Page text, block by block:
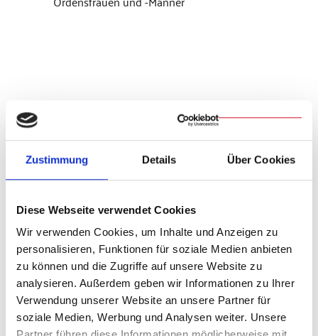
Zustimmung Details Über Cookies
Diese Webseite verwendet Cookies
Wir verwenden Cookies, um Inhalte und Anzeigen zu
personalisieren, Funktionen für soziale Medien anbieten
zu können und die Zugriffe auf unsere Website zu
analysieren. Außerdem geben wir Informationen zu Ihrer
Verwendung unserer Website an unsere Partner für
soziale Medien, Werbung und Analysen weiter. Unsere
Eucharistische Anbetungsstunden
Ansprechpartner:Pfarrei Mainburg/
Fachstelle Missionarische Pastoral
Seligpreisungen
Abende der Barmherzigkeit
Ansprechpartner:Pfarrei Hl. Geist Regensburg/
Evangelisationswerk